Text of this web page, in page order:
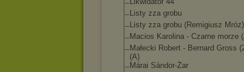
Listy zza grobu
Listy zza grobu (Remigiusz Mróz)
Macios Karolina - Czarne morze
Małecki Robert - Bernard Gross
(A)
Márai Sándor-Żar